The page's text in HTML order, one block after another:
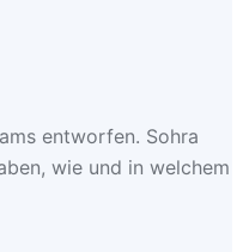
entworfen. Sohra
wie und in welchem